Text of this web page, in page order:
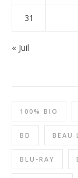
31
« Juil
100% BIO
BD BEAU
BLU-RAY